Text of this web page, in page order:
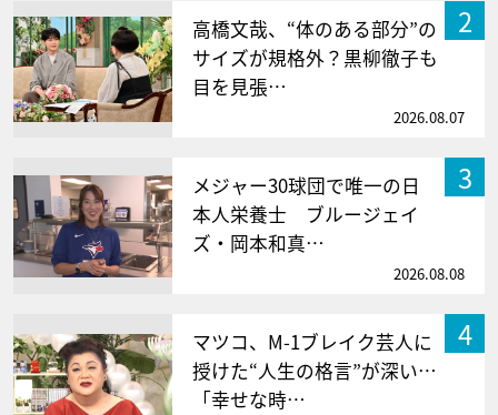
2
高橋文哉、“体のある部分”の
サイズが規格外？黒柳徹子も
目を見張…
2026.08.07
3
メジャー30球団で唯一の日
本人栄養士 ブルージェイ
ズ・岡本和真…
2026.08.08
4
マツコ、M-1ブレイク芸人に
授けた“人生の格言”が深い…
「幸せな時…